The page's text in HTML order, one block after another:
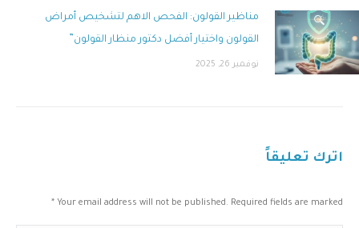
مناظير القولون: الفحص الاهم لتشخيص أمراض
القولون واختيار أفضل دكتور منظار القولون”
نوفمبر 26, 2025
اترك تعليقاً
Your email address will not be published. Required fields are marked
*